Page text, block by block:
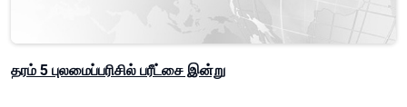
தரம் 5 புலமைப்பரிசில் பரீட்சை இன்று